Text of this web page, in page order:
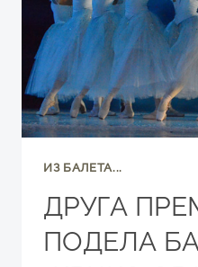
ИЗ БАЛЕТА...
ДРУГА
ПОДЕЛА